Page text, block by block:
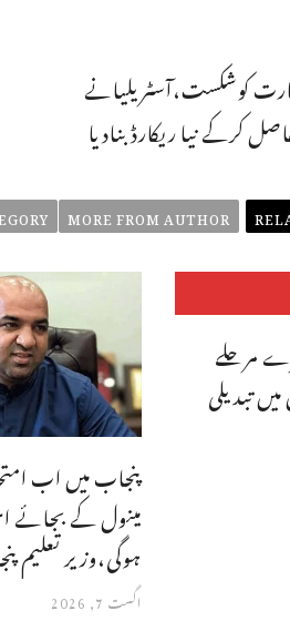
کوشکست،آسٹریلیانے
MORE FROM AUTHOR
پنجاب میں اب
مینول کے بجائے
ہوگی،وزیر تعلیم
اگست 7, 2026
مرحلے
تبدیلی